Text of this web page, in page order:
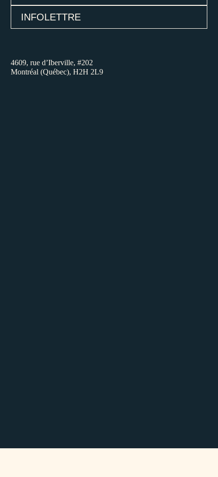
INFOLETTRE
4609, rue d’Iberville, #202
Montréal (Québec), H2H 2L9